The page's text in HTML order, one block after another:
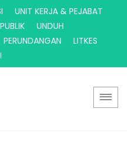
UNIT KERJA & PEJABAT
UNDUH
PERUNDANGAN
LITKES